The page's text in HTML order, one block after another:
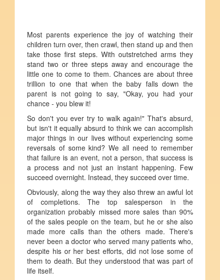
Most parents experience the joy of watching their
children turn over, then crawl, then stand up and then
take those first steps. With outstretched arms they
stand two or three steps away and encourage the
little one to come to them. Chances are about three
trillion to one that when the baby falls down the
parent is not going to say, "Okay, you had your
chance - you blew it!
So don't you ever try to walk again!" That's absurd,
but isn't it equally absurd to think we can accomplish
major things in our lives without experiencing some
reversals of some kind? We all need to remember
that failure is an event, not a person, that success is
a process and not just an instant happening. Few
succeed overnight. Instead, they succeed over time.
Obviously, along the way they also threw an awful lot
of completions. The top salesperson in the
organization probably missed more sales than 90%
of the sales people on the team, but he or she also
made more calls than the others made. There's
never been a doctor who served many patients who,
despite his or her best efforts, did not lose some of
them to death. But they understood that was part of
life itself.